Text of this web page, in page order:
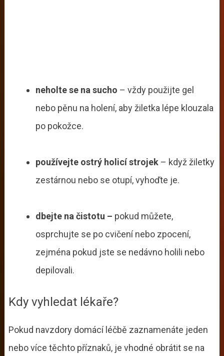
neholte se na sucho – vždy použijte gel
nebo pěnu na holení, aby žiletka lépe klouzala
po pokožce.
používejte ostrý holicí strojek– když žiletky
zestárnou nebo se otupí, vyhoďte je.
dbejte na čistotu – pokud můžete,
osprchujte se po cvičení nebo zpocení,
zejména pokud jste se nedávno holili nebo
depilovali.
Kdy vyhledat lékaře?
Pokud navzdory domácí léčbě zaznamenáte jeden
nebo více těchto příznaků, je vhodné obrátit se na